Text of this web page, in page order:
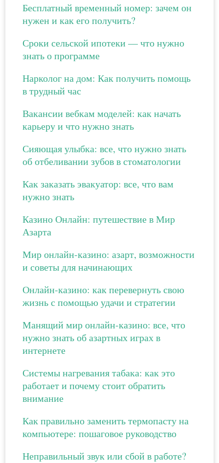
Бесплатный временный номер: зачем он
нужен и как его получить?
Сроки сельской ипотеки — что нужно
знать о программе
Нарколог на дом: Как получить помощь
в трудный час
Вакансии вебкам моделей: как начать
карьеру и что нужно знать
Сияющая улыбка: все, что нужно знать
об отбеливании зубов в стоматологии
Как заказать эвакуатор: все, что вам
нужно знать
Казино Онлайн: путешествие в Мир
Азарта
Мир онлайн-казино: азарт, возможности
и советы для начинающих
Онлайн-казино: как перевернуть свою
жизнь с помощью удачи и стратегии
Манящий мир онлайн-казино: все, что
нужно знать об азартных играх в
интернете
Системы нагревания табака: как это
работает и почему стоит обратить
внимание
Как правильно заменить термопасту на
компьютере: пошаговое руководство
Неправильный звук или сбой в работе?